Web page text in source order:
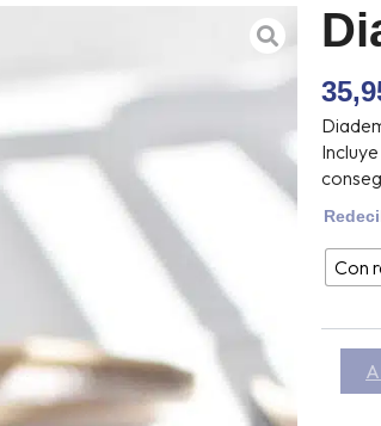
Con
Lucerna